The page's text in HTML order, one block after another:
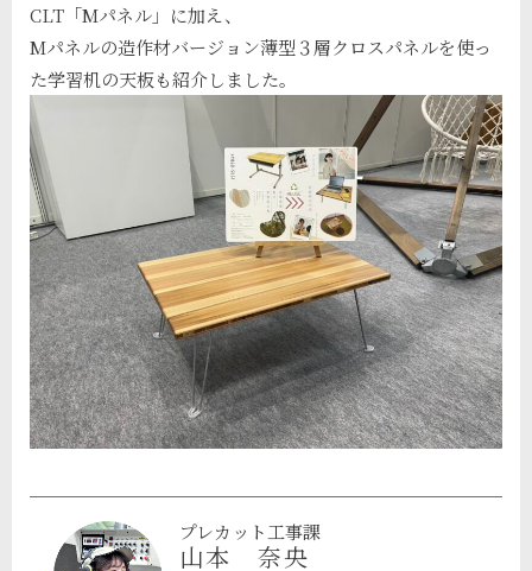
CLT「Mパネル」に加え、
Mパネルの造作材バージョン薄型３層クロスパネルを使っ
た学習机の天板も紹介しました。
プレカット工事課
山本 奈央